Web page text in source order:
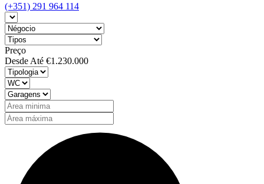
(+351) 291 964 114
Preço
Desde Até €1.230.000